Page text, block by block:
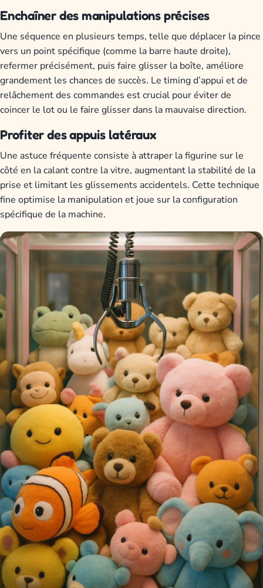
Enchaîner des manipulations précises
Une séquence en plusieurs temps, telle que déplacer la pince
vers un point spécifique (comme la barre haute droite),
refermer précisément, puis faire glisser la boîte, améliore
grandement les chances de succès. Le timing d’appui et de
relâchement des commandes est crucial pour éviter de
coincer le lot ou le faire glisser dans la mauvaise direction.
Profiter des appuis latéraux
Une astuce fréquente consiste à attraper la figurine sur le
côté en la calant contre la vitre, augmentant la stabilité de la
prise et limitant les glissements accidentels. Cette technique
fine optimise la manipulation et joue sur la configuration
spécifique de la machine.